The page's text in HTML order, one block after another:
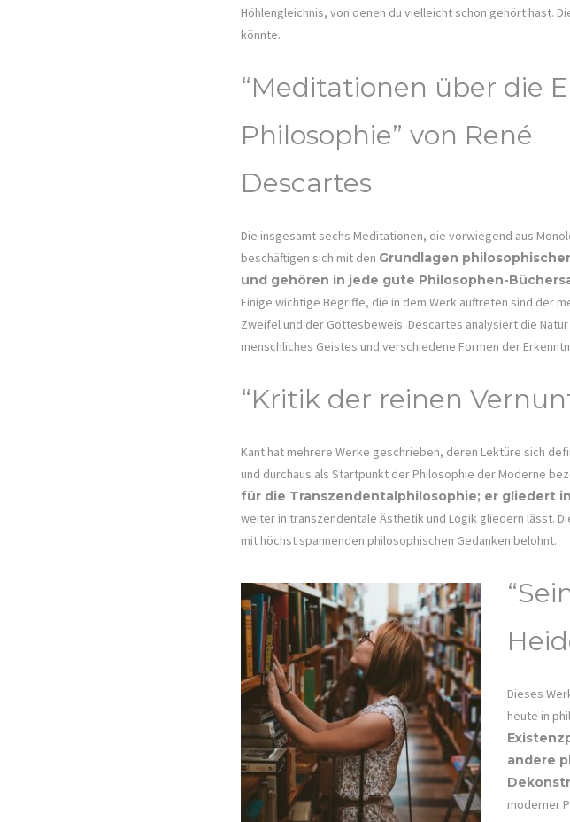
Höhlengleichnis, von denen du vielleicht schon gehört hast.
könnte.
“Meditationen über die
Philosophie” von René
Descartes
Die insgesamt sechs Meditationen, die vorwiegend aus
beschäftigen sich mit den Grundlagen
und gehören in jede gute Philosophen-
Einige wichtige Begriffe, die in dem Werk auftreten sind der
Zweifel und der Gottesbeweis. Descartes analysiert die
menschliches Geistes und verschiedene Formen der
“Kritik der reinen
Kant hat mehrere Werke geschrieben, deren Lektüre sich
und durchaus als Startpunkt der Philosophie der Moderne
für die Transzendentalphilosophie; er gliedert
weiter in transzendentale Ästhetik und Logik gliedern lässt.
mit höchst spannenden philosophischen Gedanken belohnt.
Dieses
heute in
andere
moderner